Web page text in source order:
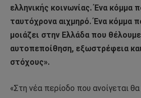
ελληνικής κοινωνίας. Ένα κόμμα
ταυτόχρονα αιχμηρό. Ένα κόμμα
μοιάζει στην Ελλάδα που
αυτοπεποίθηση, εξωστρέφεια
στόχους».
«Στη νέα περίοδο που ανοίγεται